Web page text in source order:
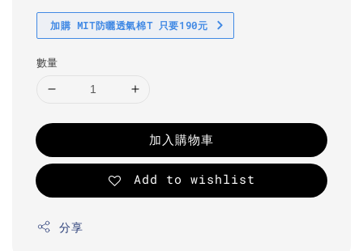
加購 MIT防曬透氣棉T 只要190元
數量
加入購物車
Add to wishlist
分享